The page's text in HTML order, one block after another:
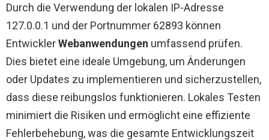
Durch die Verwendung der lokalen IP-Adresse
127.0.0.1 und der Portnummer 62893 können
EntwicklerWebanwendungen umfassend prüfen.
Dies bietet eine ideale Umgebung, um Änderungen
oder Updates zu implementieren und sicherzustellen,
dass diese reibungslos funktionieren. Lokales Testen
minimiert die Risiken und ermöglicht eine effiziente
Fehlerbehebung, was die gesamte Entwicklungszeit